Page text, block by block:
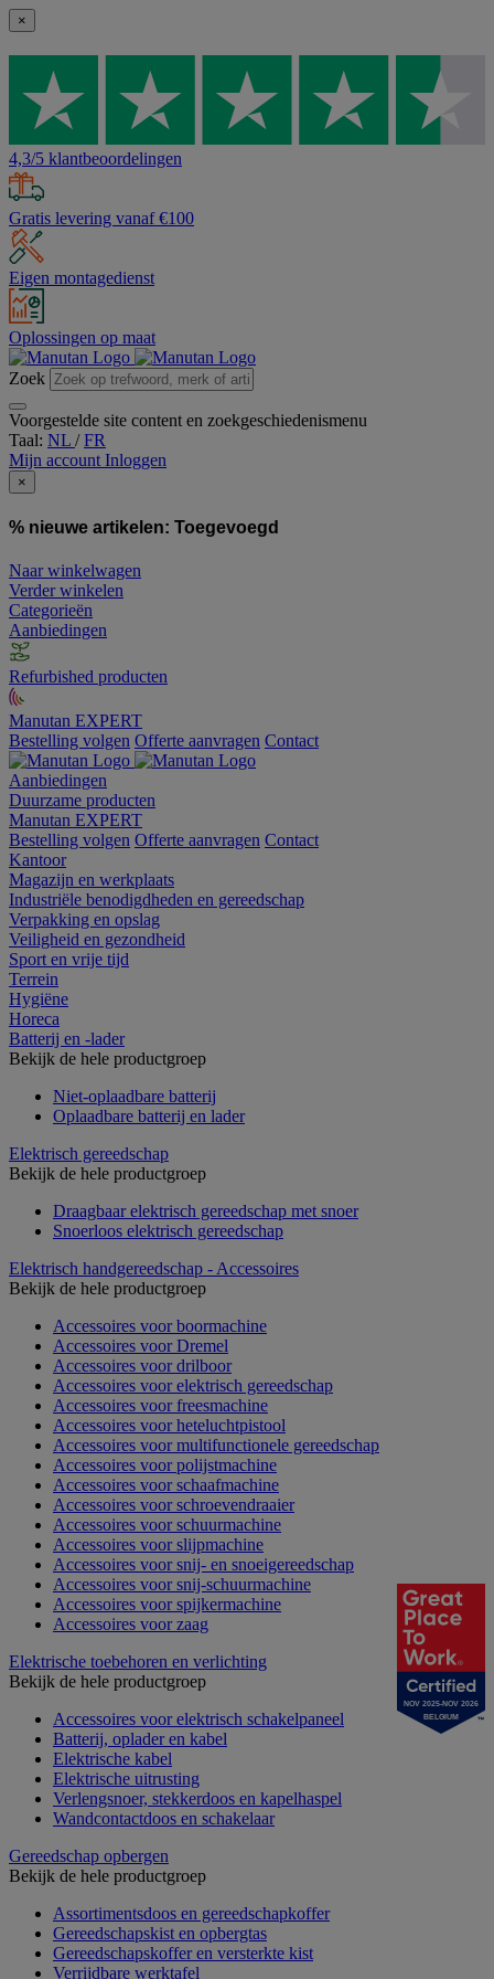
×
4,3/5 klantbeoordelingen
Gratis levering vanaf €100
Eigen montagedienst
Oplossingen op maat
Zoek
Voorgestelde site content en zoekgeschiedenismenu
Taal: NL /FR
Mijn account Inloggen
×
% nieuwe artikelen: Toegevoegd
Naar winkelwagen
Verder winkelen
Categorieën
Aanbiedingen
Refurbished producten
Manutan EXPERT
Bestelling volgen Offerte aanvragen Contact
Aanbiedingen
Duurzame producten
Manutan EXPERT
Bestelling volgen Offerte aanvragen Contact
Kantoor
Magazijn en werkplaats
Industriële benodigdheden en gereedschap
Verpakking en opslag
Veiligheid en gezondheid
Sport en vrije tijd
Terrein
Hygiëne
Horeca
Batterij en -lader
Bekijk de hele productgroep
Niet-oplaadbare batterij
Oplaadbare batterij en lader
Elektrisch gereedschap
Bekijk de hele productgroep
Draagbaar elektrisch gereedschap met snoer
Snoerloos elektrisch gereedschap
Elektrisch handgereedschap - Accessoires
Bekijk de hele productgroep
Accessoires voor boormachine
Accessoires voor Dremel
Accessoires voor drilboor
Accessoires voor elektrisch gereedschap
Accessoires voor freesmachine
Accessoires voor heteluchtpistool
Accessoires voor multifunctionele gereedschap
Accessoires voor polijstmachine
Accessoires voor schaafmachine
Accessoires voor schroevendraaier
Accessoires voor schuurmachine
Accessoires voor slijpmachine
Accessoires voor snij- en snoeigereedschap
Accessoires voor snij-schuurmachine
Accessoires voor spijkermachine
Accessoires voor zaag
Elektrische toebehoren en verlichting
Bekijk de hele productgroep
Accessoires voor elektrisch schakelpaneel
Batterij, oplader en kabel
Elektrische kabel
Elektrische uitrusting
Verlengsnoer, stekkerdoos en kapelhaspel
Wandcontactdoos en schakelaar
Gereedschap opbergen
Bekijk de hele productgroep
Assortimentsdoos en gereedschapkoffer
Gereedschapskist en opbergtas
Gereedschapskoffer en versterkte kist
Verrijdbare werktafel
NOV 2025-NOV 2026
BELGIUM